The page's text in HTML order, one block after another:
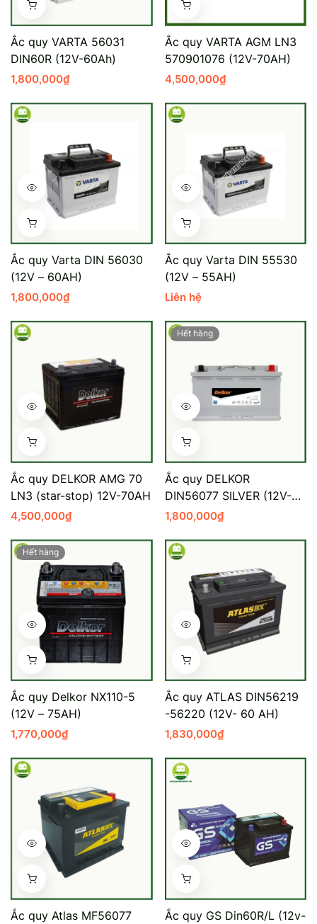
Vinfast
Long
Ắc quy VARTA 56031
DIN60R (12V-60Ah)
1,800,000₫
Ắc quy VARTA AGM LN3
570901076 (12V-70AH)
4,500,000₫
Ắc quy Varta DIN 56030
(12V – 60AH)
1,800,000₫
Ắc quy Varta DIN 55530
(12V – 55AH)
Liên hệ
Ắc quy DELKOR AMG 70
LN3 (star-stop) 12V-70AH
4,500,000₫
Hết hàng
Ắc quy DELKOR
DIN56077 SILVER (12V-
60AH)
1,800,000₫
Hết hàng
Ắc quy Delkor NX110-5
(12V – 75AH)
1,770,000₫
Ắc quy ATLAS DIN56219
-56220 (12V- 60 AH)
1,830,000₫
Ắc quy Atlas MF56077
Ắc quy GS Din60R/L (12v-